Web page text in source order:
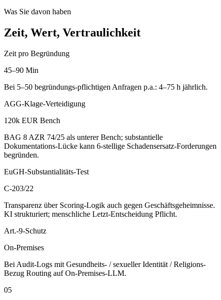
Was Sie davon haben
Zeit, Wert, Vertraulichkeit
Zeit pro Begründung
45–90 Min
Bei 5–50 begründungs-pflichtigen Anfragen p.a.: 4–75 h jährlich.
AGG-Klage-Verteidigung
120k EUR Bench
BAG 8 AZR 74/25 als unterer Bench; substantielle
Dokumentations-Lücke kann 6-stellige Schadensersatz-Forderungen
begründen.
EuGH-Substantialitäts-Test
C-203/22
Transparenz über Scoring-Logik auch gegen Geschäftsgeheimnisse.
KI strukturiert; menschliche Letzt-Entscheidung Pflicht.
Art.-9-Schutz
On-Premises
Bei Audit-Logs mit Gesundheits- / sexueller Identität / Religions-
Bezug Routing auf On-Premises-LLM.
05